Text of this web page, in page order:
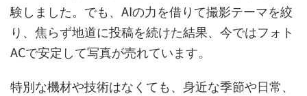
験しました。でも、AIの力を借りて撮影テーマを絞
り、焦らず地道に投稿を続けた結果、今ではフォト
ACで安定して写真が売れています。
特別な機材や技術はなくても、身近な季節や日常、